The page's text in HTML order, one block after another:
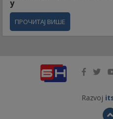
у
ПРОЧИТАЈ ВИШЕ
Razvoj